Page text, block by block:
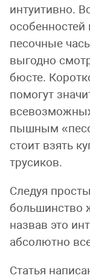
интуитивно.
песочные
выгодно
бюсте.
помогут
пышным
стоит взять
трусиков.
Следуя
большинство
назвав это
абсолютно
Статья